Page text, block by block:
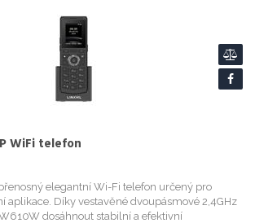
WiFi telefon
elegantní Wi-Fi telefon určený pro
aplikace. Díky vestavěné dvoupásmové 2,4GHz
dosáhnout stabilní a efektivní